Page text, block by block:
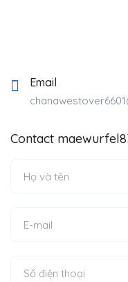
Email
Contact